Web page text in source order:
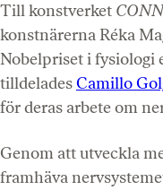
Till konstverket
konstnärerna Réka
Nobelpriset i fysiologi
tilldeladesCamillo
för deras arbete om
Genom att utveckla
framhäva